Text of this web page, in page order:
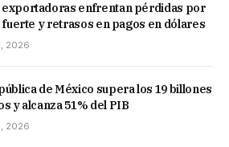
exportadoras enfrentan pérdidas por
fuerte y retrasos en pagos en dólares
2026
de México supera los 19 billones
y alcanza 51% del PIB
2026